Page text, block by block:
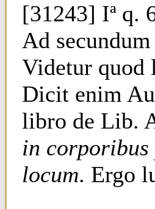
[31243] Iª q.
Ad
Videtur quod
Dicit enim
libro de Lib.
in corporibus
locum. Ergo